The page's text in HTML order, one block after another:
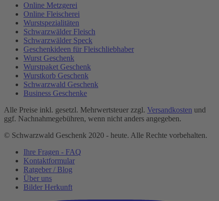
Online Metzgerei
Online Fleischerei
Wurstspezialitäten
Schwarzwälder Fleisch
Schwarzwälder Speck
Geschenkideen für Fleischliebhaber
Wurst Geschenk
Wurstpaket Geschenk
Wurstkorb Geschenk
Schwarzwald Geschenk
Business Geschenke
Alle Preise inkl. gesetzl. Mehrwertsteuer zzgl. Versandkosten und
ggf. Nachnahmegebühren, wenn nicht anders angegeben.
© Schwarzwald Geschenk 2020 - heute. Alle Rechte vorbehalten.
Ihre Fragen - FAQ
Kontaktformular
Ratgeber / Blog
Über uns
Bilder Herkunft